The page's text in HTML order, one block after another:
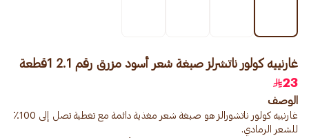
غارنييه كولور ناتشرلز صبغة شعر أسود مزرق رقم 2.1 1قطعة
23
الوصف
غارنييه كولور ناتشورالز هو صبغة شعر مغذية دائمة مع تغطية تصل إلى 100٪